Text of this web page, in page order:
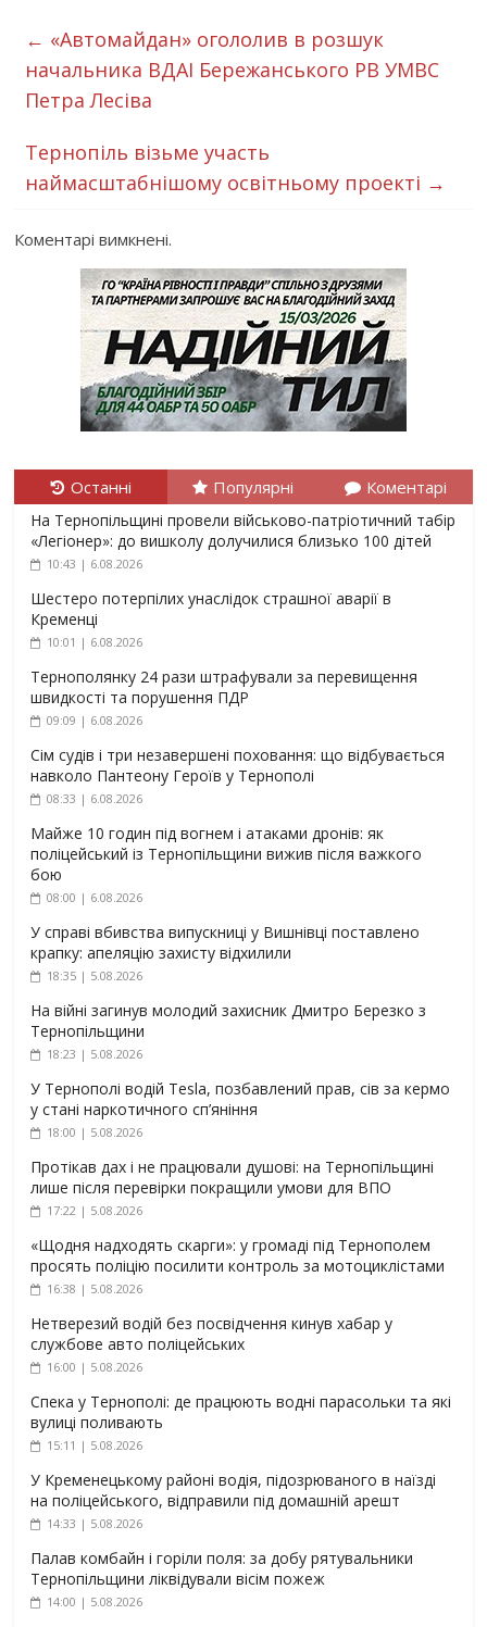
← «Автомайдан» огололив в розшук
начальника ВДАІ Бережанського РВ УМВС
Петра Лесіва
Тернопіль візьме участь
наймасштабнішому освітньому проекті →
Коментарі вимкнені.
Останні Популярні Коментарі
На Тернопільщині провели військово-патріотичний табір
«Легіонер»: до вишколу долучилися близько 100 дітей
10:43 | 6.08.2026
Шестеро потерпілих унаслідок страшної аварії в
Кременці
10:01 | 6.08.2026
Тернополянку 24 рази штрафували за перевищення
швидкості та порушення ПДР
09:09 | 6.08.2026
Сім судів і три незавершені поховання: що відбувається
навколо Пантеону Героїв у Тернополі
08:33 | 6.08.2026
Майже 10 годин під вогнем і атаками дронів: як
поліцейський із Тернопільщини вижив після важкого
бою
08:00 | 6.08.2026
У справі вбивства випускниці у Вишнівці поставлено
крапку: апеляцію захисту відхилили
18:35 | 5.08.2026
На війні загинув молодий захисник Дмитро Березко з
Тернопільщини
18:23 | 5.08.2026
У Тернополі водій Tesla, позбавлений прав, сів за кермо
у стані наркотичного сп’яніння
18:00 | 5.08.2026
Протікав дах і не працювали душові: на Тернопільщині
лише після перевірки покращили умови для ВПО
17:22 | 5.08.2026
«Щодня надходять скарги»: у громаді під Тернополем
просять поліцію посилити контроль за мотоциклістами
16:38 | 5.08.2026
Нетверезий водій без посвідчення кинув хабар у
службове авто поліцейських
16:00 | 5.08.2026
Спека у Тернополі: де працюють водні парасольки та які
вулиці поливають
15:11 | 5.08.2026
У Кременецькому районі водія, підозрюваного в наїзді
на поліцейського, відправили під домашній арешт
14:33 | 5.08.2026
Палав комбайн і горіли поля: за добу рятувальники
Тернопільщини ліквідували вісім пожеж
14:00 | 5.08.2026